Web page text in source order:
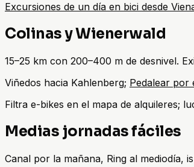
Excursiones de un día en bici desde
Colinas y Wienerwald
15–25 km con 200–400 m de desnivel.
Viñedos hacia Kahlenberg; Pedalear por
Filtra e-bikes en el mapa de alquileres;
Medias jornadas fáciles
Canal por la mañana, Ring al mediodía,